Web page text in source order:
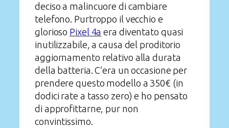
deciso a malincuore di cambiare
telefono. Purtroppo il vecchio e
glorioso Pixel 4a era diventato quasi
inutilizzabile, a causa del proditorio
aggiornamento relativo alla durata
della batteria. C’era un occasione per
prendere questo modello a 350€ (in
dodici rate a tasso zero) e ho pensato
di approfittarne, pur non
convintissimo.